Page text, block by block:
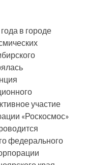
в городе
участие
«Роскосмос»
федерального